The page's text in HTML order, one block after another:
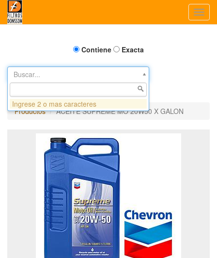
Contiene Exacta
Buscar...
Productos ACEITE SUPREME MO 20W50 X GALON
Ingrese 2 o mas caracteres